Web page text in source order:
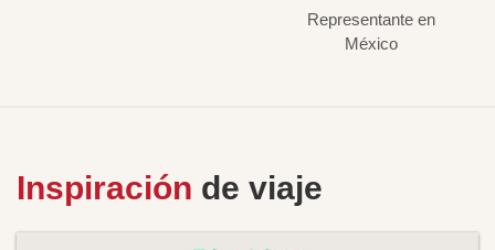
Representante en
México
Inspiración de viaje